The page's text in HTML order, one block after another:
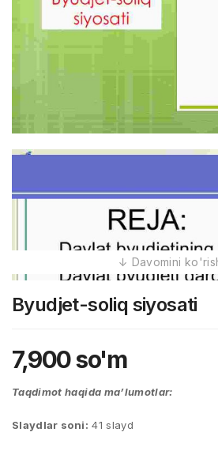
Byudjеt-sоliq siyosаti
7,900so'm
Taqdimot haqida ma’lumotlar:
Slaydlar soni: 41 slayd